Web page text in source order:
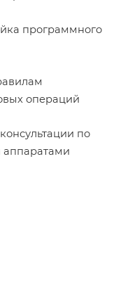
программного
операций
по
аппаратами